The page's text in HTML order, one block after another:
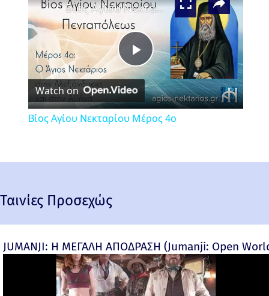
Play
Video
Βίος Αγίου Νεκταρίου Μέρος 4ο
Watch on
Βίος Αγίου Νεκταρίου Μέρος 4ο
Ταινίες Προσεχώς
JUMANJI: Η ΜΕΓΑΛΗ ΑΠΟΔΡΑΣΗ (Jumanji: Open